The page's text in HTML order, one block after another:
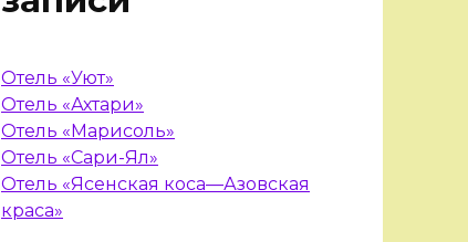
Отель «Уют»
Отель «Ахтари»
Отель «Марисоль»
Отель «Сари-Ял»
Отель «Ясенская коса—Азовская
краса»